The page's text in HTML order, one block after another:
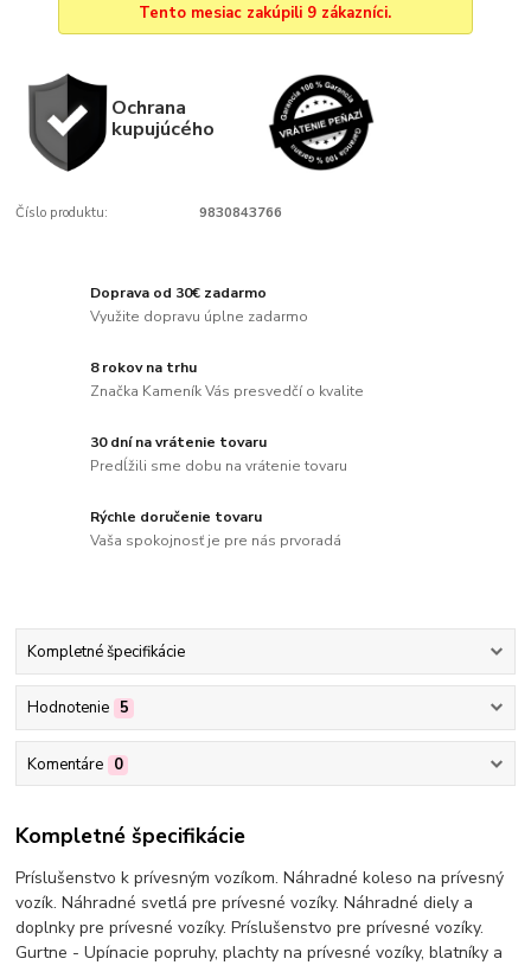
Tento mesiac zakúpili 9 zákazníci.
Ochrana
kupujúcého
Číslo produktu: 9830843766
Doprava od 30€ zadarmo
Využite dopravu úplne zadarmo
8 rokov na trhu
Značka Kameník Vás presvedčí o kvalite
30 dní na vrátenie tovaru
Predĺžili sme dobu na vrátenie tovaru
Rýchle doručenie tovaru
Vaša spokojnosť je pre nás prvoradá
Kompletné špecifikácie
Hodnotenie 5
Komentáre 0
Kompletné špecifikácie
Príslušenstvo k prívesným vozíkom. Náhradné koleso na prívesný
vozík. Náhradné svetlá pre prívesné vozíky. Náhradné diely a
doplnky pre prívesné vozíky. Príslušenstvo pre prívesné vozíky.
Gurtne - Upínacie popruhy, plachty na prívesné vozíky, blatníky a